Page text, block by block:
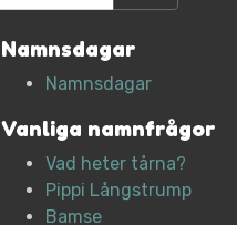
Namnsdagar
Namnsdagar
Vanliga namnfrågor
Vad heter tårna?
Pippi Långstrump
Bamse